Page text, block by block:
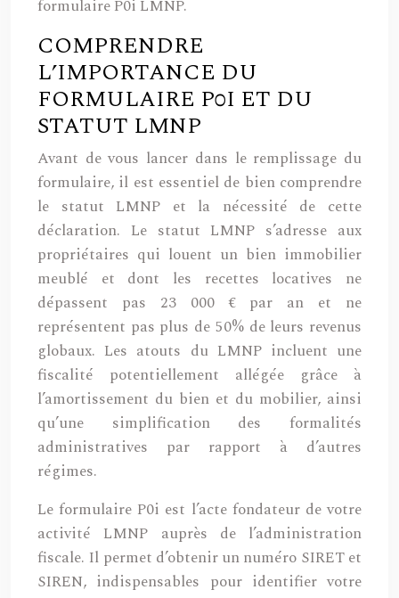
formulaire P0i LMNP.
COMPRENDRE
L’IMPORTANCE DU
FORMULAIRE P0I ET DU
STATUT LMNP
Avant de vous lancer dans le remplissage du
formulaire, il est essentiel de bien comprendre
le statut LMNP et la nécessité de cette
déclaration. Le statut LMNP s’adresse aux
propriétaires qui louent un bien immobilier
meublé et dont les recettes locatives ne
dépassent pas 23 000 € par an et ne
représentent pas plus de 50% de leurs revenus
globaux. Les atouts du LMNP incluent une
fiscalité potentiellement allégée grâce à
l’amortissement du bien et du mobilier, ainsi
qu’une simplification des formalités
administratives par rapport à d’autres
régimes.
Le formulaire P0i est l’acte fondateur de votre
activité LMNP auprès de l’administration
fiscale. Il permet d’obtenir un numéro SIRET et
SIREN, indispensables pour identifier votre